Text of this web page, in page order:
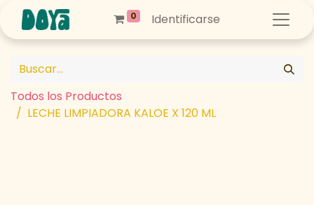
0 Identificarse
Todos los Productos
LECHE LIMPIADORA KALOE X 120 ML